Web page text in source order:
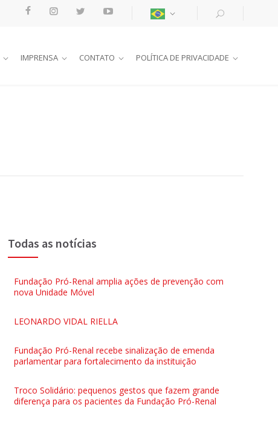
IMPRENSA CONTATO POLÍTICA DE PRIVACIDADE
Todas as notícias
Fundação Pró-Renal amplia ações de prevenção com
nova Unidade Móvel
LEONARDO VIDAL RIELLA
Fundação Pró-Renal recebe sinalização de emenda
parlamentar para fortalecimento da instituição
Troco Solidário: pequenos gestos que fazem grande
diferença para os pacientes da Fundação Pró-Renal